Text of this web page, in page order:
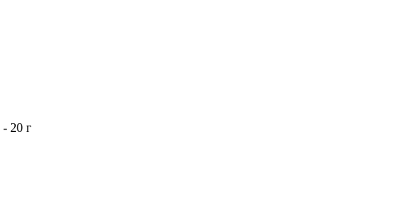
20 г